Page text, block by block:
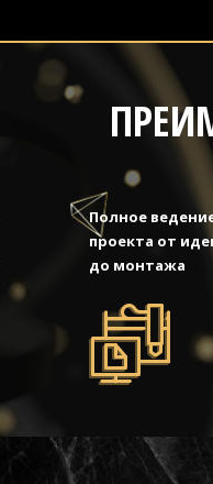
Полное
проекта от
до монтажа